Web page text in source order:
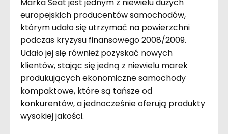
europejskich producentów samochodów,
którym udało się utrzymać na powierzchni
podczas kryzysu finansowego 2008/2009.
Udało jej się również pozyskać nowych
klientów, stając się jedną z niewielu marek
produkujących ekonomiczne samochody
kompaktowe, które są tańsze od
konkurentów, a jednocześnie oferują produkty
wysokiej jakości.